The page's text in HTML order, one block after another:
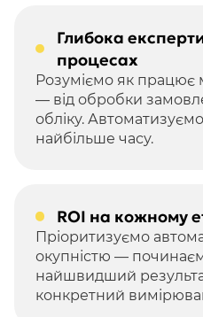
Глибока
процесах
Розуміємо як працює
— від обробки
обліку.
найбільше часу.
ROI на кожному
Пріоритизуємо
окупністю —
найшвидший
конкретний